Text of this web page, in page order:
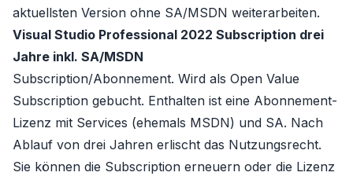
aktuellsten Version ohne SA/MSDN weiterarbeiten.
Visual Studio Professional 2022 Subscription drei
Jahre inkl. SA/MSDN
Subscription/Abonnement. Wird als Open Value
Subscription gebucht. Enthalten ist eine Abonnement-
Lizenz mit Services (ehemals MSDN) und SA. Nach
Ablauf von drei Jahren erlischt das Nutzungsrecht.
Sie können die Subscription erneuern oder die Lizenz